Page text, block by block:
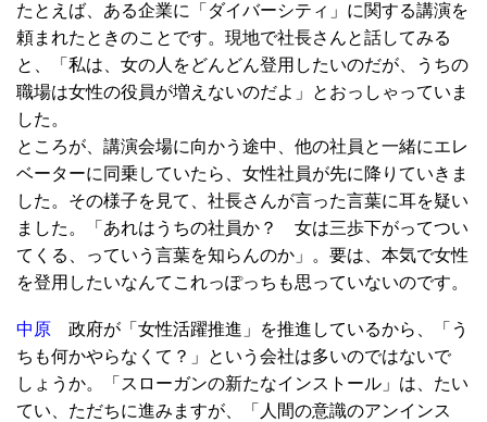
たとえば、ある企業に「ダイバーシティ」に関する講演を
頼まれたときのことです。現地で社長さんと話してみる
と、「私は、女の人をどんどん登用したいのだが、うちの
職場は女性の役員が増えないのだよ」とおっしゃっていま
した。
ところが、講演会場に向かう途中、他の社員と一緒にエレ
ベーターに同乗していたら、女性社員が先に降りていきま
した。その様子を見て、社長さんが言った言葉に耳を疑い
ました。「あれはうちの社員か？ 女は三歩下がってつい
てくる、っていう言葉を知らんのか」。要は、本気で女性
を登用したいなんてこれっぽっちも思っていないのです。
中原 政府が「女性活躍推進」を推進しているから、「う
ちも何かやらなくて？」という会社は多いのではないで
しょうか。「スローガンの新たなインストール」は、たい
てい、ただちに進みますが、「人間の意識のアンインス